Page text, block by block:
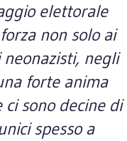
elettorale
non solo ai
negli
forte anima
sono decine di
spesso a